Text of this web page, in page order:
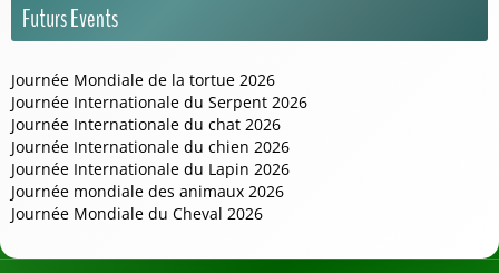
Futurs Events
Journée Mondiale de la tortue 2026
Journée Internationale du Serpent 2026
Journée Internationale du chat 2026
Journée Internationale du chien 2026
Journée Internationale du Lapin 2026
Journée mondiale des animaux 2026
Journée Mondiale du Cheval 2026